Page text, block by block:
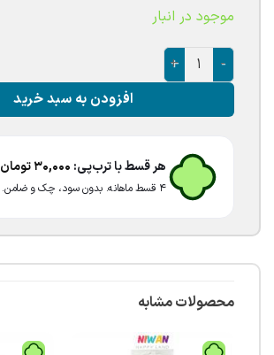
موجود در انبار
شمع تولد مدادی رنگی پاستلی عدد
افزودن به سبد خرید
هر قسط با ترب‌پی: 30,000تومان
۴ قسط ماهانه. بدون سود، چک و ضامن.
محصولات مشابه